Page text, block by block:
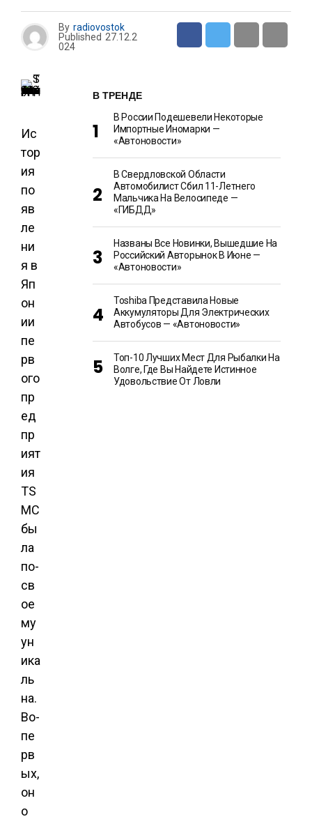
By radiovostok
Published 27.12.2
024
Ис
тор
ия
по
яв
ле
ни
я в
Яп
он
ии
пе
рв
ого
пр
ед
пр
ият
ия
TS
MC
бы
ла
по-
св
ое
му
ун
ика
ль
на.
Во-
пе
рв
ых,
он
о
В ТРЕНДЕ
В России Подешевели Некоторые
Импортные Иномарки —
«Автоновости»
В Свердловской Области
Автомобилист Сбил 11-Летнего
Мальчика На Велосипеде —
«ГИБДД»
Названы Все Новинки, Вышедшие На
Российский Авторынок В Июне —
«Автоновости»
Toshiba Представила Новые
Аккумуляторы Для Электрических
Автобусов — «Автоновости»
Топ-10 Лучших Мест Для Рыбалки На
Волге, Где Вы Найдете Истинное
Удовольствие От Ловли